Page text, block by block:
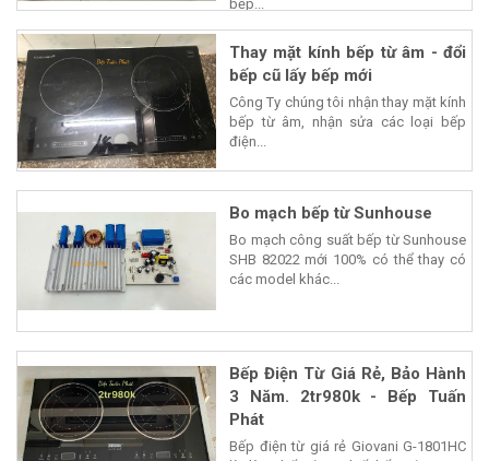
bếp...
Thay mặt kính bếp từ âm - đổi
bếp cũ lấy bếp mới
Công Ty chúng tôi nhận thay mặt kính
bếp từ âm, nhận sửa các loại bếp
điện...
Bo mạch bếp từ Sunhouse
Bo mạch công suất bếp từ Sunhouse
SHB 82022 mới 100% có thể thay có
các model khác...
Bếp Điện Từ Giá Rẻ, Bảo Hành
3 Năm. 2tr980k - Bếp Tuấn
Phát
Bếp điện từ giá rẻ Giovani G-1801HC